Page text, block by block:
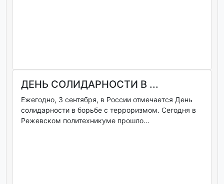
ДЕНЬ СОЛИДАРНОСТИ В ...
Ежегодно, 3 сентября, в России отмечается День
солидарности в борьбе с терроризмом. Сегодня в
Режевском политехникуме прошло...